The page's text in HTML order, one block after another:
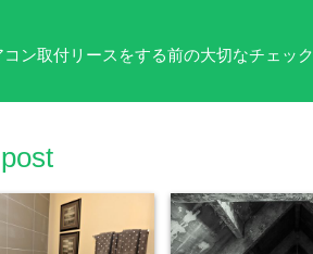
ン取付リースをする前の大切なチェック